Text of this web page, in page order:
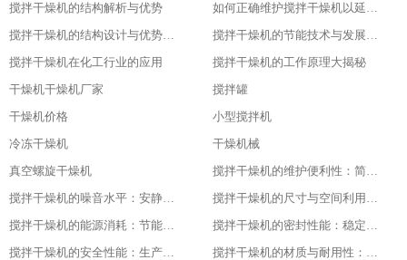
搅拌干燥机的结构解析与优势
如何正确维护搅拌干燥机以延长其使用寿命
搅拌干燥机的结构设计与优势分析
搅拌干燥机的节能技术与发展趋势
搅拌干燥机在化工行业的应用
搅拌干燥机的工作原理大揭秘
干燥机干燥机厂家
搅拌罐
干燥机价格
小型搅拌机
冷冻干燥机
干燥机械
真空螺旋干燥机
搅拌干燥机的维护便利性：简单易操作
搅拌干燥机的噪音水平：安静的工作环境
搅拌干燥机的尺寸与空间利用：灵活适应不同场地
搅拌干燥机的能源消耗：节能与高效的平衡
搅拌干燥机的密封性能：稳定干燥的关键
搅拌干燥机的安全性能：生产中的首要保障
搅拌干燥机的材质与耐用性：品质的坚实基础